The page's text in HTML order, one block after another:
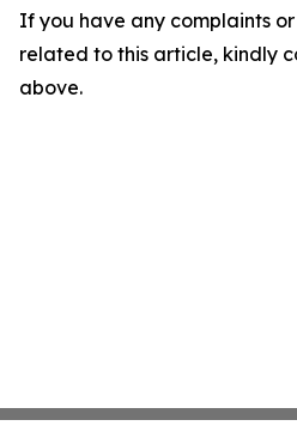
If you have any complaints
related to this article, kindly
above.